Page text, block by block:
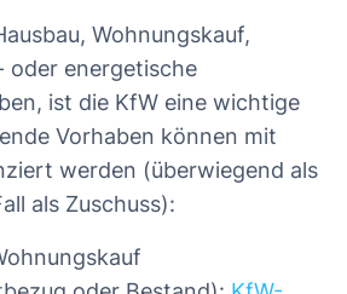
Wohnungskauf,
oder energetische
ist die KfW eine wichtige
Vorhaben können mit
werden (überwiegend als
als Zuschuss):